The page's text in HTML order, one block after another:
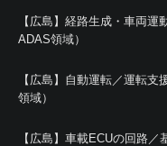
【広島】経路生成・車両
ADAS領域）
【広島】自動運転／運転
領域）
【広島】車載ECUの回路／